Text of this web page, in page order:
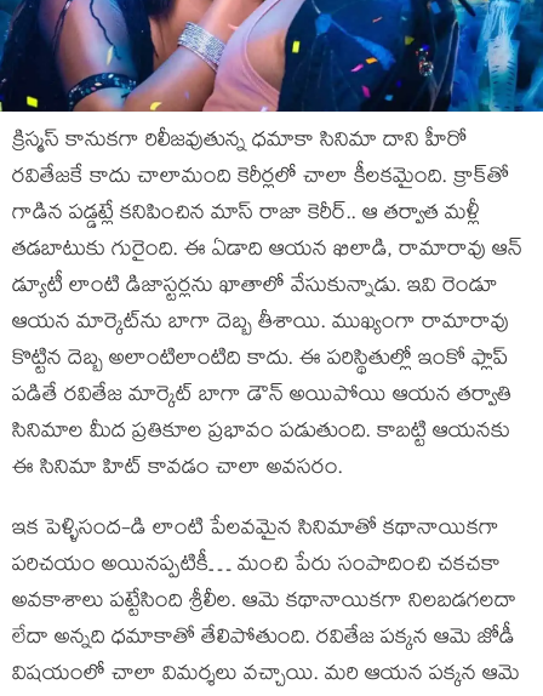
క్రిస్మ‌స్ కానుక‌గా రిలీజ‌వుతున్న ధ‌మాకా సినిమా దాని హీరో
ర‌వితేజ‌కే కాదు చాలామంది కెరీర్ల‌లో చాలా కీల‌క‌మైంది. క్రాక్‌తో
గాడిన ప‌డ్డ‌ట్లే క‌నిపించిన మాస్ రాజా కెరీర్‌.. ఆ త‌ర్వాత మ‌ళ్లీ
త‌డ‌బాటుకు గురైంది. ఈ ఏడాది ఆయ‌న ఖిలాడి, రామారావు ఆన్
డ్యూటీ లాంటి డిజాస్ట‌ర్ల‌ను ఖాతాలో వేసుకున్నాడు. ఇవి రెండూ
ఆయ‌న మార్కెట్‌ను బాగా దెబ్బ తీశాయి. ముఖ్యంగా రామారావు
కొట్టిన దెబ్బ అలాంటిలాంటిది కాదు. ఈ ప‌రిస్థితుల్లో ఇంకో ఫ్లాప్
ప‌డితే ర‌వితేజ మార్కెట్ బాగా డౌన్ అయిపోయి ఆయ‌న త‌ర్వాతి
సినిమాల మీద ప్ర‌తికూల ప్ర‌భావం ప‌డుతుంది. కాబ‌ట్టి ఆయ‌న‌కు
ఈ సినిమా హిట్ కావ‌డం చాలా అవ‌స‌రం.
ఇక పెళ్ళిసంద‌-డి లాంటి పేల‌వ‌మైన సినిమాతో క‌థానాయిక‌గా
ప‌రిచ‌యం అయినప్ప‌టికీ… మంచి పేరు సంపాదించి చ‌క‌చ‌కా
అవ‌కాశాలు ప‌ట్టేసింది శ్రీలీల‌. ఆమె క‌థానాయిక‌గా నిల‌బ‌డ‌గ‌ల‌దా
లేదా అన్న‌ది ధ‌మాకాతో తేలిపోతుంది. ర‌వితేజ ప‌క్క‌న ఆమె జోడీ
విష‌యంలో చాలా విమ‌ర్శ‌లు వ‌చ్చాయి. మ‌రి ఆయ‌న ప‌క్క‌న ఆమె